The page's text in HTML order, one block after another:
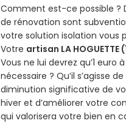
Comment est-ce possible ?
de rénovation sont
votre solution isolation vous
Votre artisan LA HOGUETTE
Vous ne lui devrez qu’1 euro
nécessaire ? Qu’il s’agisse
diminution significative de
hiver et d’améliorer votre
qui valorisera votre bien en